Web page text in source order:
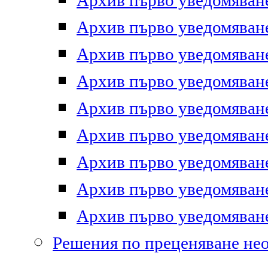
Архив първо
Архив първо
Архив първо
Архив първо
Архив първо
Архив първо
Архив първо
Архив първо
Решения по преценяване